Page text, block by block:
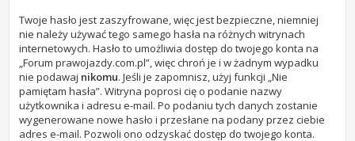
Twoje hasło jest zaszyfrowane, więc jest bezpieczne, niemniej
nie należy używać tego samego hasła na różnych witrynach
internetowych. Hasło to umożliwia dostęp do twojego konta na
„Forum prawojazdy.com.pl”, więc chroń je i w żadnym wypadku
nie podawaj nikomu. Jeśli je zapomnisz, użyj funkcji „Nie
pamiętam hasła”. Witryna poprosi cię o podanie nazwy
użytkownika i adresu e-mail. Po podaniu tych danych zostanie
wygenerowane nowe hasło i przesłane na podany przez ciebie
adres e-mail. Pozwoli ono odzyskać dostęp do twojego konta.